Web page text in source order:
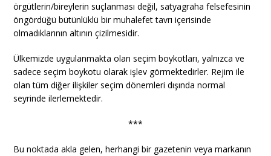
örgütlerin/bireylerin suçlanması değil, satyagraha felsefesinin
öngördüğü bütünlüklü bir muhalefet tavrı içerisinde
olmadıklarının altının çizilmesidir.
Ülkemizde uygulanmakta olan seçim boykotları, yalnızca ve
sadece seçim boykotu olarak işlev görmektedirler. Rejim ile
olan tüm diğer ilişkiler seçim dönemleri dışında normal
seyrinde ilerlemektedir.
***
Bu noktada akla gelen, herhangi bir gazetenin veya markanın